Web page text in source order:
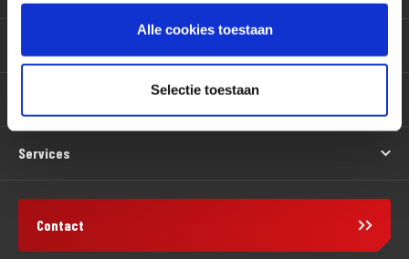
Alle cookies toestaan
Selectie toestaan
Services
Contact